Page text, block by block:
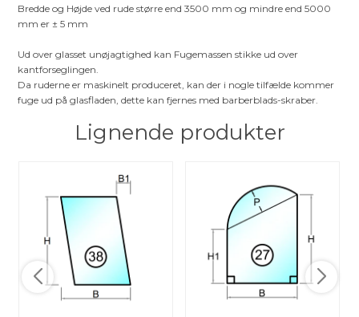
Bredde og Højde ved rude større end 3500 mm og mindre end 5000
mm er ± 5 mm
Ud over glasset unøjagtighed kan Fugemassen stikke ud over
kantforseglingen.
Da ruderne er maskinelt produceret, kan der i nogle tilfælde kommer
fuge ud på glasfladen, dette kan fjernes med barberblads-skraber.
Lignende produkter